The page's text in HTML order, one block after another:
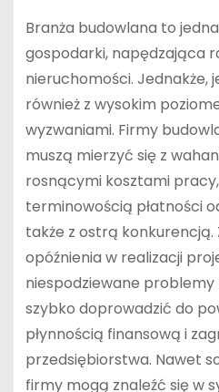
Branża budowlana to
gospodarki, napędzająca
nieruchomości. Jednakże,
również z wysokim
wyzwaniami. Firmy
muszą mierzyć się z
rosnącymi kosztami
terminowością płatności
także z ostrą konkurencją.
opóźnienia w realizacji
niespodziewane
szybko doprowadzić do
płynnością finansową i
przedsiębiorstwa. Nawet
firmy mogą znaleźć się w